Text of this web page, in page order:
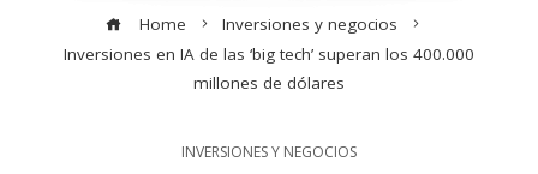
Home
Inversiones y negocios
Inversiones en IA de las ‘big tech’ superan los 400.000
millones de dólares
INVERSIONES Y NEGOCIOS